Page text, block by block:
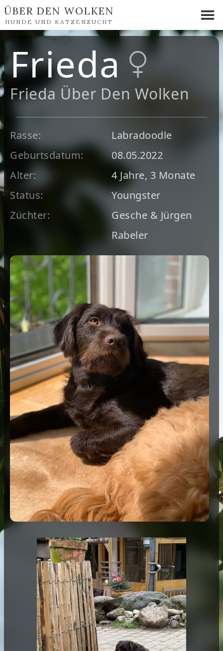
ÜBER DEN WOLKEN
HUNDE UND KATZENZUCHT
Frieda
Frieda Über Den Wolken
Rasse:
Labradoodle
Geburtsdatum:
08.05.2022
Alter:
4 Jahre, 3 Monate
Status:
Youngster
Züchter:
Gesche & Jürgen
Rabeler